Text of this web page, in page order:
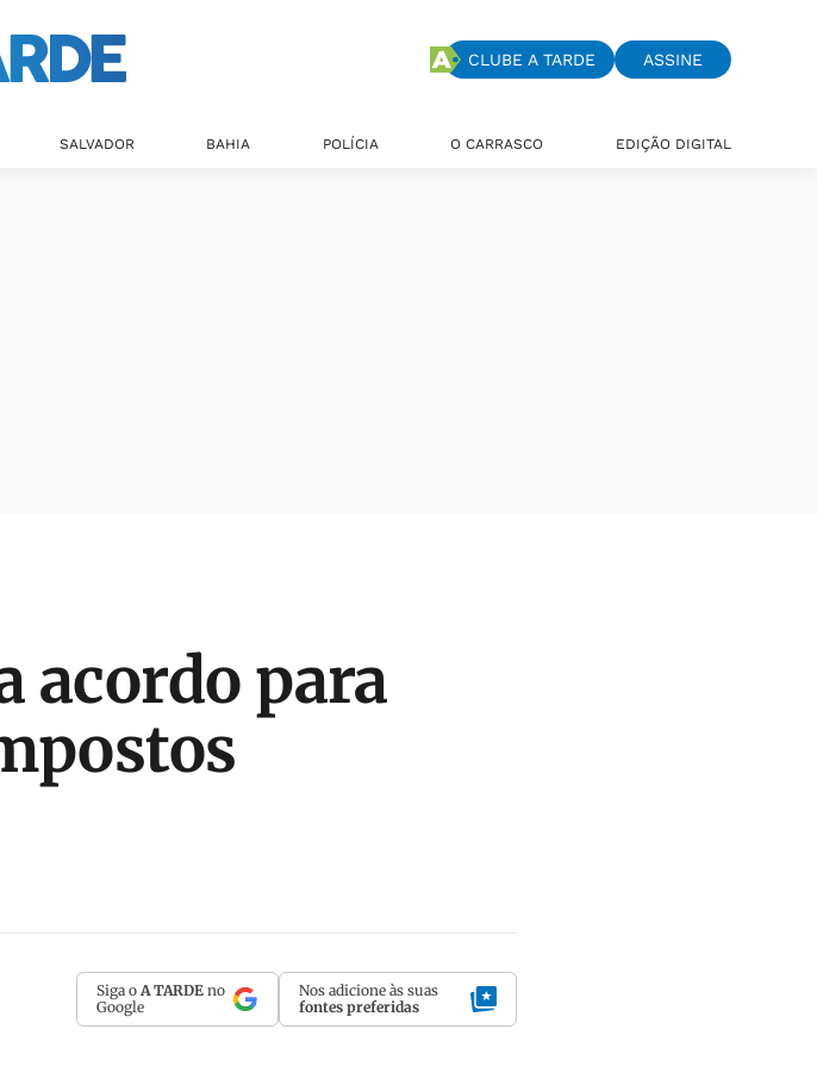
CLUBE A TARDE ASSINE
SALVADOR BAHIA POLÍCIA O CARRASCO EDIÇÃO DIGITAL
acordo para
Siga o A TARDE no
Google
Nos adicione às suas
fontes preferidas